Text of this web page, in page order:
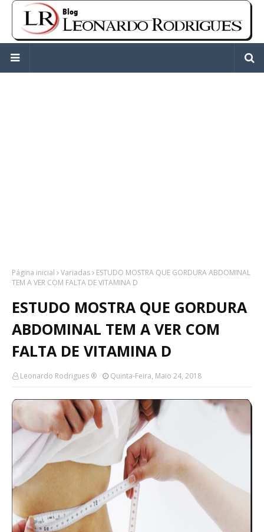
Página inicial Variadas
ESTUDO MOSTRA QUE GORDURA ABDOMINAL
TEM A VER COM FALTA DE VITAMINA D
ESTUDO MOSTRA QUE GORDURA
ABDOMINAL TEM A VER COM
FALTA DE VITAMINA D
Leonardo Rodrigues ® Quinta-Feira, Maio 24, 2018